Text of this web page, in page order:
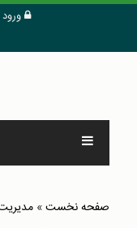
صفحه نخست»